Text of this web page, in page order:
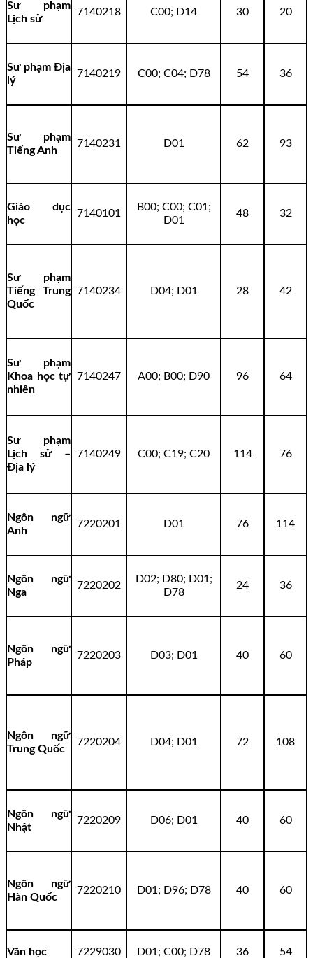
Sư phạm
Lịch sử
7140218 C00; D14 30 20
Sư phạm Địa
lý
7140219 C00; C04; D78 54 36
Sư phạm
Tiếng Anh
7140231 D01 62 93
Giáo dục
học
7140101
B00; C00; C01;
D01
48 32
Sư phạm
Tiếng Trung
Quốc
7140234 D04; D01 28 42
Sư phạm
Khoa học tự
nhiên
7140247 A00; B00; D90 96 64
Sư phạm
Lịch sử –
Địa lý
7140249 C00; C19; C20 114 76
Ngôn ngữ
Anh
7220201 D01 76 114
Ngôn ngữ
Nga
7220202
D02; D80; D01;
D78
24 36
Ngôn ngữ
Pháp
7220203 D03; D01 40 60
Ngôn ngữ
Trung Quốc
7220204 D04; D01 72 108
Ngôn ngữ
Nhật
7220209 D06; D01 40 60
Ngôn ngữ
Hàn Quốc
7220210 D01; D96; D78 40 60
Văn học 7229030 D01; C00; D78 36 54